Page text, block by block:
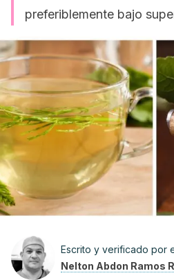
preferiblemente bajo
Escrito y verificado por
Nelton Abdon Ramos